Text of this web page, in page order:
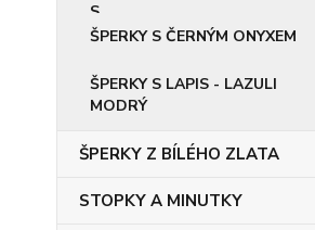
ŠPERKY S ČERNÝM ONYXEM
ŠPERKY S LAPIS - LAZULI
MODRÝ
ŠPERKY Z BÍLÉHO ZLATA
STOPKY A MINUTKY